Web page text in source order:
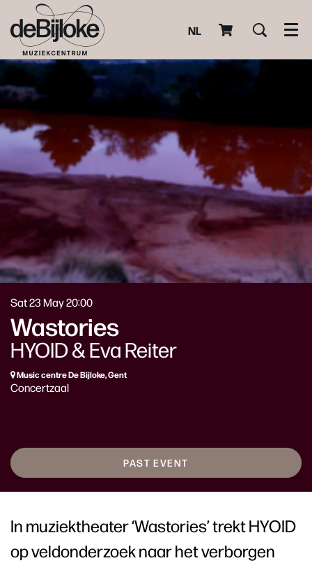
NL
Wastories
HYOID & Eva Reiter
Sat 23 May20:00
Music centre De Bijloke, Gent
Concertzaal
PAST EVENT
In muziektheater ‘Wastories’ trekt HYOID
op veldonderzoek naar het verborgen